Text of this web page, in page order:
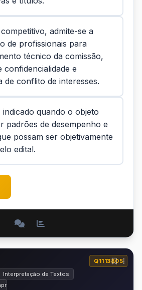
admite-se a
de profissionais para
técnico da comissão,
confidencialidade e
de conflito de interesses.
quando o objeto
padrões de desempenho e
possam ser objetivamente
edital.
Q1113805
Interpretação de Textos
e Interpretação de Texto